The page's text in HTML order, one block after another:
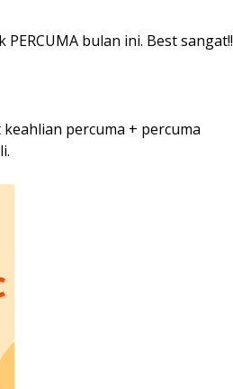
bulan ini. Best sangat!!
percuma + percuma